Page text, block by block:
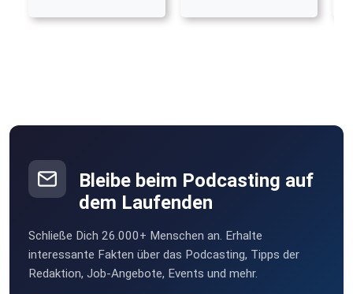
Bleibe beim Podcasting auf
dem Laufenden
Schließe Dich 26.000+ Menschen an. Erhalte
interessante Fakten über das Podcasting, Tipps der
Redaktion, Job-Angebote, Events und mehr.